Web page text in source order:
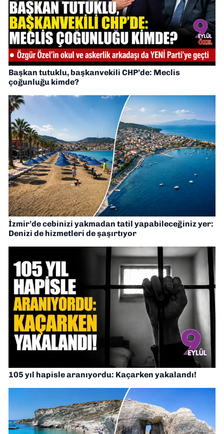
Başkan tutuklu, başkanvekili CHP’de: Meclis
çoğunluğu kimde?
İzmir’de cebinizi yakmadan tatil yapabileceğiniz yer:
Denizi de hizmetleri de şaşırtıyor
105 yıl hapisle aranıyordu: Kaçarken yakalandı!